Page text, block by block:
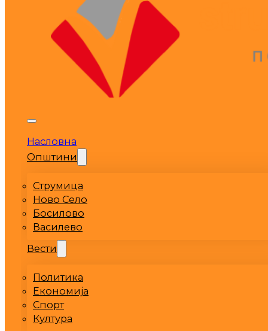
Насловна
Општини
Струмица
Ново Село
Босилово
Василево
Вести
Политика
Економија
Спорт
Култура